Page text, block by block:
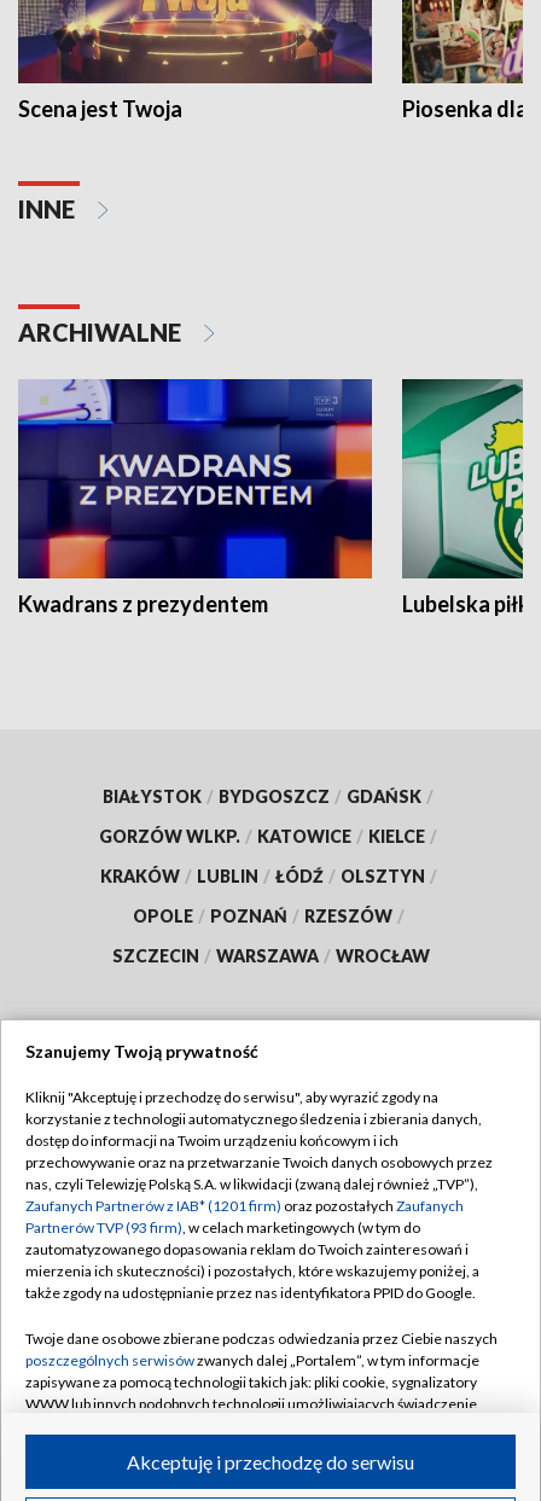
Scena jest Twoja Piosenka dla
INNE
ARCHIWALNE
Kwadrans z prezydentem Lubelska piłka
BIAŁYSTOK / BYDGOSZCZ / GDAŃSK /
GORZÓW WLKP. / KATOWICE / KIELCE /
KRAKÓW / LUBLIN / ŁÓDŹ / OLSZTYN /
OPOLE / POZNAŃ / RZESZÓW /
SZCZECIN / WARSZAWA / WROCŁAW
TVP
Abonament TVP
Emisja w TVP
Centrum informacji TVP
Naziemna Telewizja Cyfrowa
Rada Programowa
System NOS
Informacje o nadawcy
Program dla prasy
Regulamin TVP
Polityka prywatności
Moje zgody
Pomoc
Kontakt
Kanały
Szanujemy Twoją prywatność
Kliknij "Akceptuję i przechodzę do serwisu", aby wyrazić zgody na
korzystanie z technologii automatycznego śledzenia i zbierania danych,
dostęp do informacji na Twoim urządzeniu końcowym i ich
przechowywanie oraz na przetwarzanie Twoich danych osobowych przez
nas, czyli Telewizję Polską S.A. w likwidacji (zwaną dalej również „TVP”),
Zaufanych Partnerów z IAB* (1201 firm) oraz pozostałych Zaufanych
Partnerów TVP (93 firm), w celach marketingowych (w tym do
zautomatyzowanego dopasowania reklam do Twoich zainteresowań i
mierzenia ich skuteczności) i pozostałych, które wskazujemy poniżej, a
także zgody na udostępnianie przez nas identyfikatora PPID do Google.
Twoje dane osobowe zbierane podczas odwiedzania przez Ciebie naszych
poszczególnych serwisówzwanych dalej „Portalem”, w tym informacje
zapisywane za pomocą technologii takich jak: pliki cookie, sygnalizatory
WWW lub innych podobnych technologii umożliwiających świadczenie
ruchu w Internecie.Akceptuję i przechodzę do serwisu